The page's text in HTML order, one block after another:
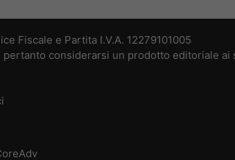
Fiscale e Partita I.V.A. 12279101005
considerarsi un prodotto editoriale ai